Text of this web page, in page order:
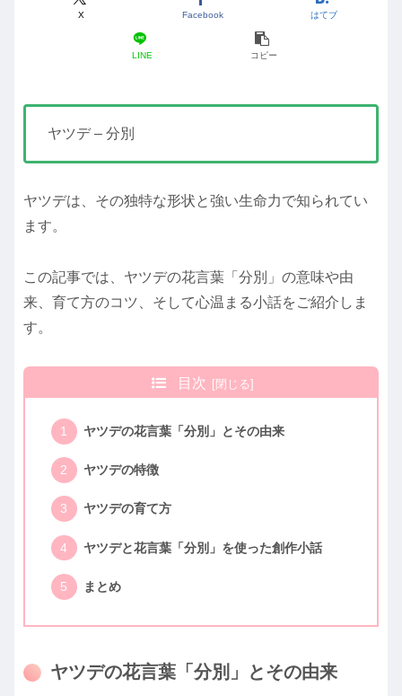
X Facebook はてブ
LINE コピー
ヤツデ – 分別
ヤツデは、その独特な形状と強い生命力で知られてい
ます。
この記事では、ヤツデの花言葉「分別」の意味や由
来、育て方のコツ、そして心温まる小話をご紹介しま
す。
目次
ヤツデの花言葉「分別」とその由来
ヤツデの特徴
ヤツデの育て方
ヤツデと花言葉「分別」を使った創作小話
まとめ
ヤツデの花言葉「分別」とその由来